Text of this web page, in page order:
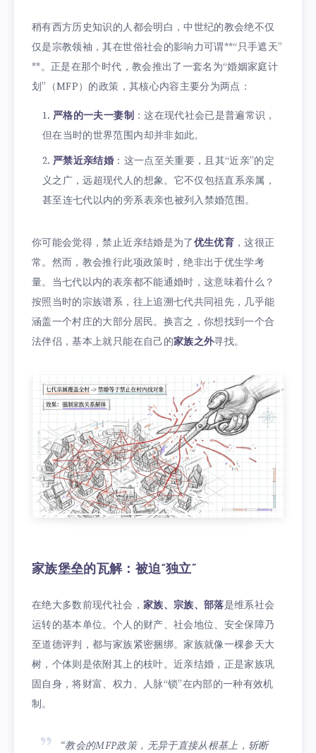
稍有西方历史知识的人都会明白，中世纪的教会绝不仅
仅是宗教领袖，其在世俗社会的影响力可谓**“只手遮天”
**。正是在那个时代，教会推出了一套名为“婚姻家庭计
划”（MFP）的政策，其核心内容主要分为两点：
严格的一夫一妻制 ：这在现代社会已是普遍常识，
但在当时的世界范围内却并非如此。
严禁近亲结婚 ：这一点至关重要，且其“近亲”的定
义之广，远超现代人的想象。它不仅包括直系亲属，
甚至连七代以内的旁系表亲也被列入禁婚范围。
你可能会觉得，禁止近亲结婚是为了优生优育 ，这很正
常。然而，教会推行此项政策时，绝非出于优生学考
量。当七代以内的表亲都不能通婚时，这意味着什么？
按照当时的宗族谱系，往上追溯七代共同祖先，几乎能
涵盖一个村庄的大部分居民。换言之，你想找到一个合
法伴侣，基本上就只能在自己的家族之外寻找。
家族堡垒的瓦解：被迫“独立”
在绝大多数前现代社会， 家族、宗族、部落是维系社会
运转的基本单位。个人的财产、社会地位、安全保障乃
至道德评判，都与家族紧密捆绑。家族就像一棵参天大
树，个体则是依附其上的枝叶。近亲结婚，正是家族巩
固自身，将财富、权力、人脉“锁”在内部的一种有效机
制。
“教会的MFP政策，无异于直接从根基上，斩断